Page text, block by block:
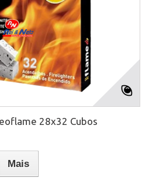
28x32 Cubos
Mais